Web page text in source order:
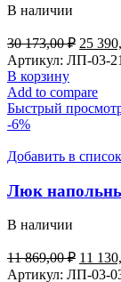
В наличии
30 173,00₽
цена
30
173,00
25
Артикул: ЛП-03-
В корзину
Add to compare
Быстрый
-6%
Добавить в
Люк
В наличии
11 869,00₽
цена
11
Артикул: ЛП-03-